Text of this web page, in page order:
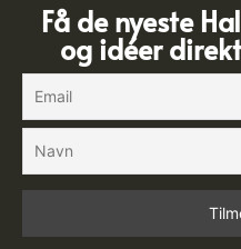
Få de nyeste
og idéer